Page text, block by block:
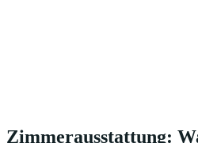
Zimmerausstattung: